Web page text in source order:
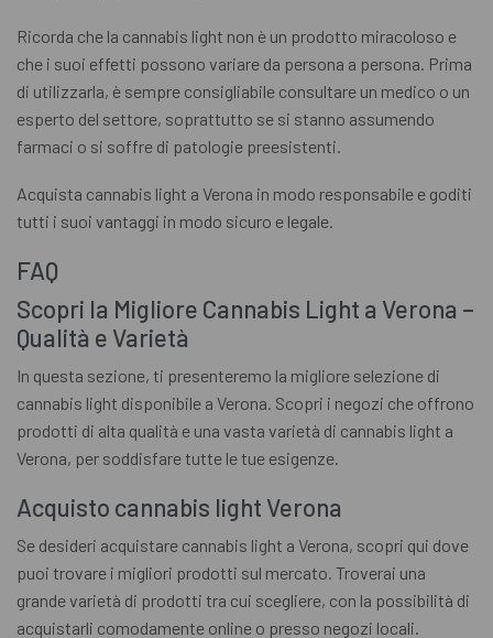
Ricorda che la cannabis light non è un prodotto miracoloso e
che i suoi effetti possono variare da persona a persona. Prima
di utilizzarla, è sempre consigliabile consultare un medico o un
esperto del settore, soprattutto se si stanno assumendo
farmaci o si soffre di patologie preesistenti.
Acquista cannabis light a Verona in modo responsabile e goditi
tutti i suoi vantaggi in modo sicuro e legale.
FAQ
Scopri la Migliore Cannabis Light a Verona –
Qualità e Varietà
In questa sezione, ti presenteremo la migliore selezione di
cannabis light disponibile a Verona. Scopri i negozi che offrono
prodotti di alta qualità e una vasta varietà di cannabis light a
Verona, per soddisfare tutte le tue esigenze.
Acquisto cannabis light Verona
Se desideri acquistare cannabis light a Verona, scopri qui dove
puoi trovare i migliori prodotti sul mercato. Troverai una
grande varietà di prodotti tra cui scegliere, con la possibilità di
acquistarli comodamente online o presso negozi locali.